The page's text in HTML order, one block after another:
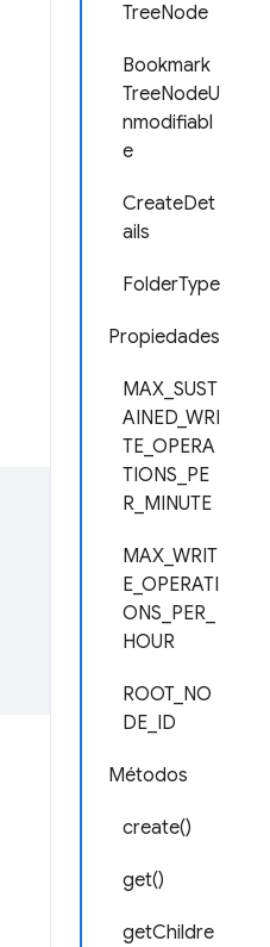
TreeNode
Bookmark
TreeNodeU
nmodifiabl
e
CreateDet
ails
FolderType
Propiedades
MAX_SUST
AINED_WRI
TE_OPERA
TIONS_PE
R_MINUTE
MAX_WRIT
E_OPERATI
ONS_PER_
HOUR
ROOT_NO
DE_ID
Métodos
create()
get()
getChildre